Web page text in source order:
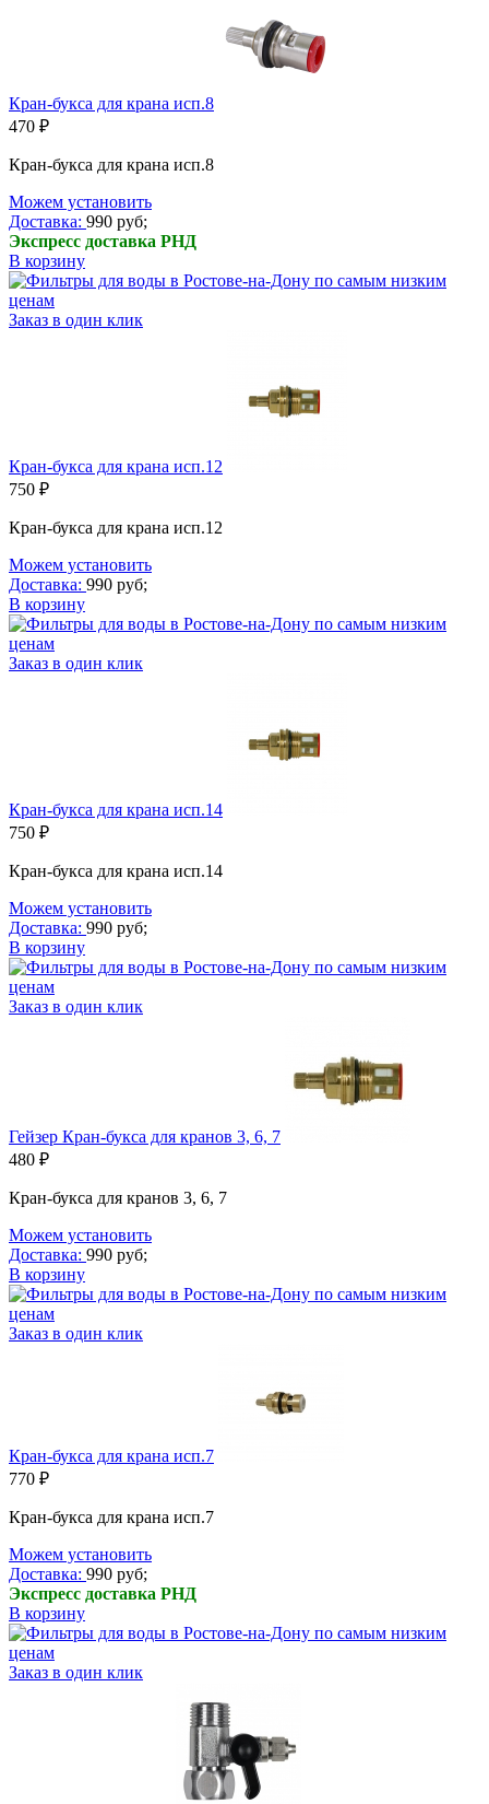
Кран-букса для крана исп.8
470 ₽
Кран-букса для крана исп.8
Можем установить
Доставка: 990 руб;
Экспресс доставка РНД
В корзину
Заказ в один клик
Кран-букса для крана исп.12
750 ₽
Кран-букса для крана исп.12
Можем установить
Доставка: 990 руб;
В корзину
Заказ в один клик
Кран-букса для крана исп.14
750 ₽
Кран-букса для крана исп.14
Можем установить
Доставка: 990 руб;
В корзину
Заказ в один клик
Гейзер Кран-букса для кранов 3, 6, 7
480 ₽
Кран-букса для кранов 3, 6, 7
Можем установить
Доставка: 990 руб;
В корзину
Заказ в один клик
Кран-букса для крана исп.7
770 ₽
Кран-букса для крана исп.7
Можем установить
Доставка: 990 руб;
Экспресс доставка РНД
В корзину
Заказ в один клик